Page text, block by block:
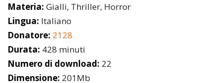
Materia: Gialli, Thriller, Horror
Lingua: Italiano
Donatore: 2128
Durata: 428 minuti
Numero di download: 22
Dimensione: 201Mb